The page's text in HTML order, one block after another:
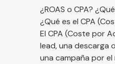
¿ROAS o CPA?
¿Qué es el CPA
El CPA (Coste por
lead, una descarga
una campaña por